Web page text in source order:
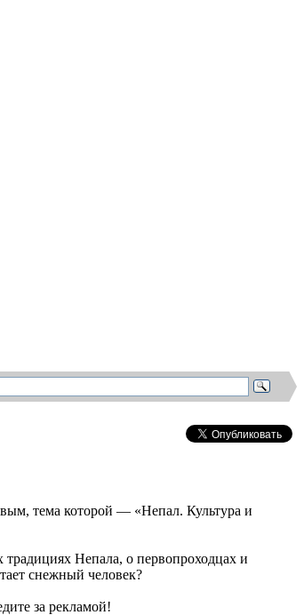
тема которой — «Непал. Культура и
Непала, о первопроходцах и
снежный человек?
за рекламой!